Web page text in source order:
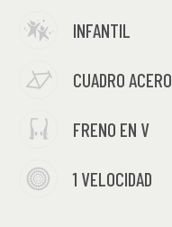
INFANTIL
CUADRO ACERO
FRENO EN V
1 VELOCIDAD